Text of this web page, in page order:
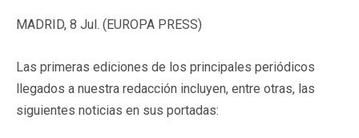
MADRID, 8 Jul. (EUROPA PRESS)
Las primeras ediciones de los principales periódicos
llegados a nuestra redacción incluyen, entre otras, las
siguientes noticias en sus portadas: